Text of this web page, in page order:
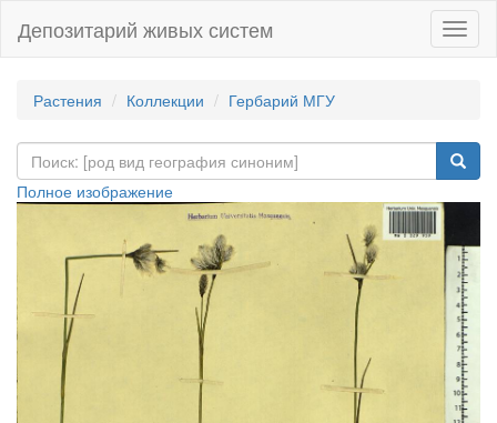
Депозитарий живых систем
Растения Коллекции Гербарий МГУ
Полное изображение